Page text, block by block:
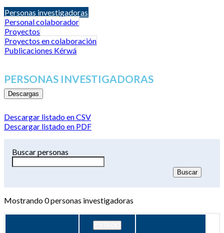
Personas investigadoras
Personal colaborador
Proyectos
Proyectos en colaboración
Publicaciones Kérwá
PERSONAS INVESTIGADORAS
Descargas
Descargar listado en CSV
Descargar listado en PDF
Buscar personas
Mostrando0personas investigadoras